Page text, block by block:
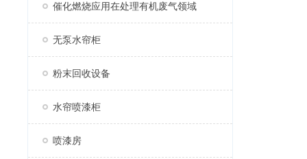
催化燃烧应用在处理有机废气领域
无泵水帘柜
粉末回收设备
水帘喷漆柜
喷漆房